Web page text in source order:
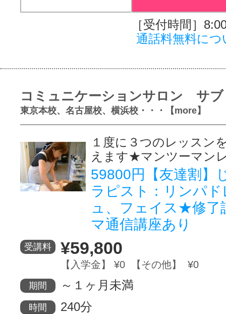
［受付時間］
通話料無料につ
コミュニケーションサロン サブ
東京本校、名古屋校、横浜校・・・【more】
１度に３つのレッスン
えます★マンツーマン
59800円【友達割】
ラピスト：リンパ
ュ、フェイス★修了
マ通信講座あり
受講料 ¥59,800
【入学金】 ¥0 【その他】 ¥0
期間 ～１ヶ月未満
時間 240分